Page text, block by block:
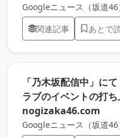
Googleニュース（坂道46
関連記事
あとで
「乃木坂配信中」に
ラブのイベントの打
nogizaka46.com
Googleニュース（坂道46